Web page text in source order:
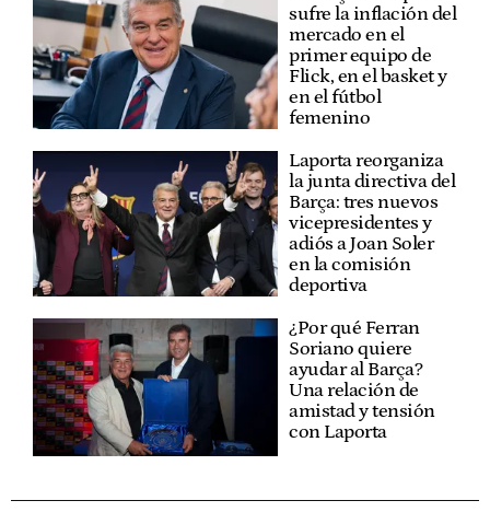
sufre la inflación del
mercado en el
primer equipo de
Flick, en el basket y
en el fútbol
femenino
Laporta reorganiza
la junta directiva del
Barça: tres nuevos
vicepresidentes y
adiós a Joan Soler
en la comisión
deportiva
¿Por qué Ferran
Soriano quiere
ayudar al Barça?
Una relación de
amistad y tensión
con Laporta